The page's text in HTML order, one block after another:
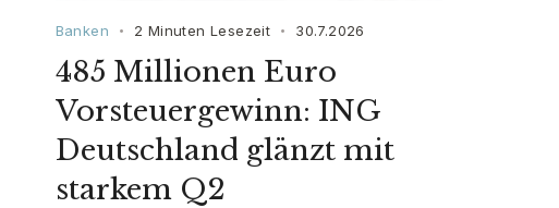
Banken • 2 Minuten Lesezeit • 30.7.2026
485 Millionen Euro
Vorsteuergewinn: ING
Deutschland glänzt mit
starkem Q2